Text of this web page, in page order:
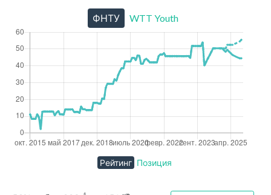
ФНТУ WTT Youth
Рейтинг Позиция